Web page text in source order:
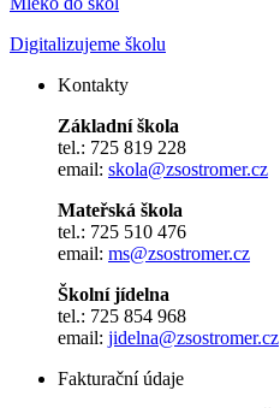
Digitalizujeme školu
Kontakty
Základní škola
tel.: 725 819 228
email: skola@zsostromer.cz
Mateřská škola
tel.: 725 510 476
email: ms@zsostromer.cz
Školní jídelna
tel.: 725 854 968
email: jidelna@zsostromer.cz
Fakturační údaje